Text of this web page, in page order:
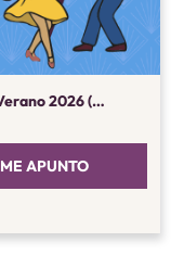
Solo Jazz Iniciación vuelta al cole - Verano 2026 (septiembre)
ME APUNTO